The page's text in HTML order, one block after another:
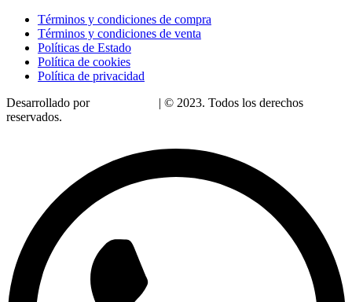
Términos y condiciones de compra
Términos y condiciones de venta
Políticas de Estado
Política de cookies
Política de privacidad
Desarrollado por
| © 2023. Todos los derechos
reservados.